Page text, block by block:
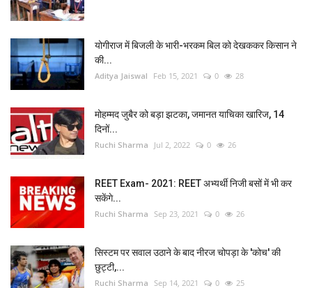
योगीराज में बिजली के भारी-भरकम बिल को देखककर किसान ने
की...
Aditya Jaiswal Feb 15, 2021 0 28
मोहम्मद जुबैर को बड़ा झटका, जमानत याचिका खारिज, 14
दिनों...
Ruchi Sharma Jul 2, 2022 0 26
REET Exam- 2021: REET अभ्यर्थी निजी बसों में भी कर
सकेंगे...
Ruchi Sharma Sep 23, 2021 0 26
सिस्‍टम पर सवाल उठाने के बाद नीरज चोपड़ा के 'कोच' की
छुट्टी,...
Ruchi Sharma Sep 14, 2021 0 25